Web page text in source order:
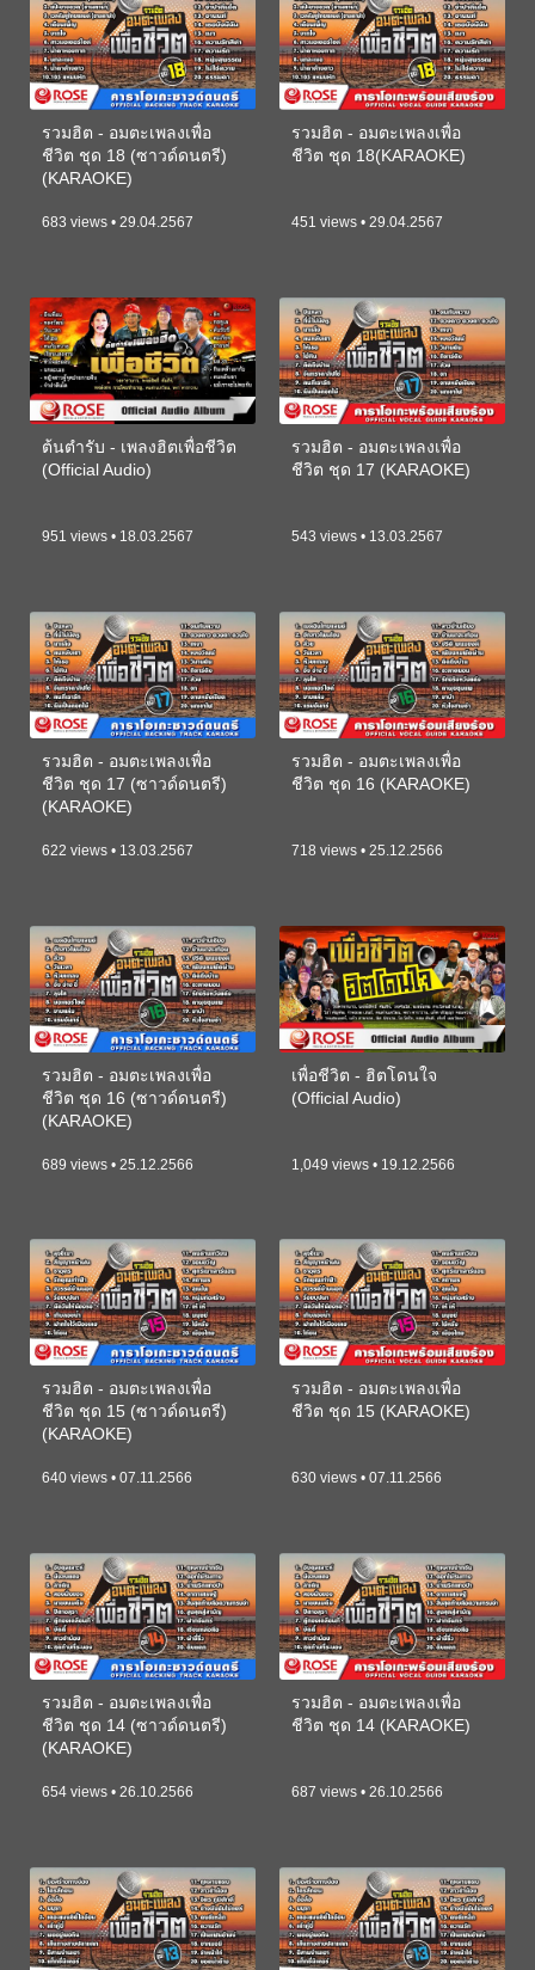
รวมฮิต - อมตะเพลงเพื่อ
ชีวิต ชุด 18 (ซาวด์ดนตรี)
(KARAOKE)
683 views • 29.04.2567
รวมฮิต - อมตะเพลงเพื่อ
ชีวิต ชุด 18(KARAOKE)
451 views • 29.04.2567
ต้นตำรับ - เพลงฮิตเพื่อชีวิต
(Official Audio)
951 views • 18.03.2567
รวมฮิต - อมตะเพลงเพื่อ
ชีวิต ชุด 17 (KARAOKE)
543 views • 13.03.2567
รวมฮิต - อมตะเพลงเพื่อ
ชีวิต ชุด 17 (ซาวด์ดนตรี)
(KARAOKE)
622 views • 13.03.2567
รวมฮิต - อมตะเพลงเพื่อ
ชีวิต ชุด 16 (KARAOKE)
718 views • 25.12.2566
รวมฮิต - อมตะเพลงเพื่อ
ชีวิต ชุด 16 (ซาวด์ดนตรี)
(KARAOKE)
689 views • 25.12.2566
เพื่อชีวิต - ฮิตโดนใจ
(Official Audio)
1,049 views • 19.12.2566
รวมฮิต - อมตะเพลงเพื่อ
ชีวิต ชุด 15 (ซาวด์ดนตรี)
(KARAOKE)
640 views • 07.11.2566
รวมฮิต - อมตะเพลงเพื่อ
ชีวิต ชุด 15 (KARAOKE)
630 views • 07.11.2566
รวมฮิต - อมตะเพลงเพื่อ
ชีวิต ชุด 14 (ซาวด์ดนตรี)
(KARAOKE)
654 views • 26.10.2566
รวมฮิต - อมตะเพลงเพื่อ
ชีวิต ชุด 14 (KARAOKE)
687 views • 26.10.2566